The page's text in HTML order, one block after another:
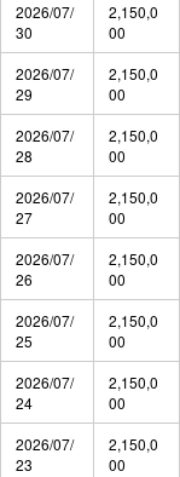
2026/07/
30
2,150,0
00
2026/07/
29
2,150,0
00
2026/07/
28
2,150,0
00
2026/07/
27
2,150,0
00
2026/07/
26
2,150,0
00
2026/07/
25
2,150,0
00
2026/07/
24
2,150,0
00
2026/07/
23
2,150,0
00